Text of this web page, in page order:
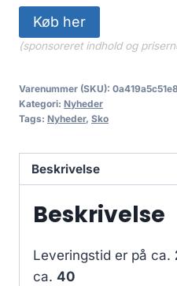
Køb her
(sponsoreret indhold og
Varenummer (SKU): 0a419a5c51e8
Kategori: Nyheder
Tags: Nyheder, Sko
Beskrivelse
Beskrivelse
Leveringstid er på ca.
ca. 40